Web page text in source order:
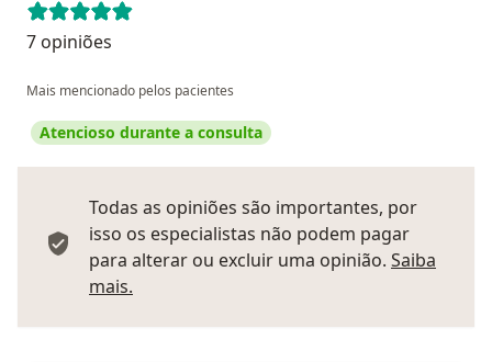
7 opiniões
Mais mencionado pelos pacientes
Atencioso durante a consulta
Todas as opiniões são importantes, por
isso os especialistas não podem pagar
para alterar ou excluir uma opinião. Saiba
mais.